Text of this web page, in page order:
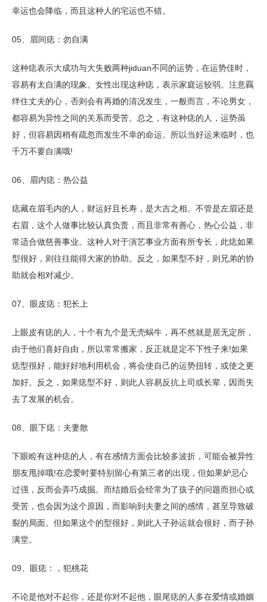
幸运也会降临，而且这种人的宅运也不错。
05、眉间痣：勿自满
这种痣表示大成功与大失败两种jiduan不同的运势，在运势佳时，
容易有太自满的现象。女性出现这种痣，表示家庭运较弱。注意覊
绊住丈夫的心，否则会有再婚的清况发生，一般而言，不论男女，
都容易为异性之间的关系而受苦。总之，有这种痣的人，运势虽
好，但容易因稍有疏忽而发生不幸的命运。所以当好运来临时，也
千万不要自满哦!
06、眉内痣：热公益
痣藏在眉毛内的人，财运好且长寿，是大吉之相。不管是左眉还是
右眉，这个人做事比较认真负责，而且非常有善心，热心公益，非
常适合做慈善事业。这种人对于演艺事业方面有所专长，此痣如果
型很好，则往往能得大家的协助。反之，如果型不好，则兄弟的协
助就会相对减少。
07、眼皮痣：犯长上
上眼皮有痣的人，十个有九个是无壳蜗牛，再不然就是居无定所，
由于他们喜好自由，所以常常搬家，反正就是定不下性子来!如果
痣型很好，能好好地利用机会，将会使自己的运势扭转，或使之更
加好。反之，如果痣型不好，则此人容易反抗上司或长辈，因而失
去了发展的机会。
08、眼下痣：夫妻散
下眼睑有这种痣的人，有在感情方面会比较多波折，可能会被异性
朋友甩掉哦!在恋爱时要特别留心有第三者的出现，但如果妒忌心
过强，反而会弄巧成掘。而结婚后会经常为了孩子的问题而担心或
受苦，也会因为这个原因，而影响到夫妻之间的感情，甚至导致破
裂的局面。但如果这个的型很好，则此人子孙运就会很好，而子孙
满堂。
09、眼痣：，犯桃花
不论是他对不起你，还是你对不起他，眼尾痣的人多在爱情或婚姻